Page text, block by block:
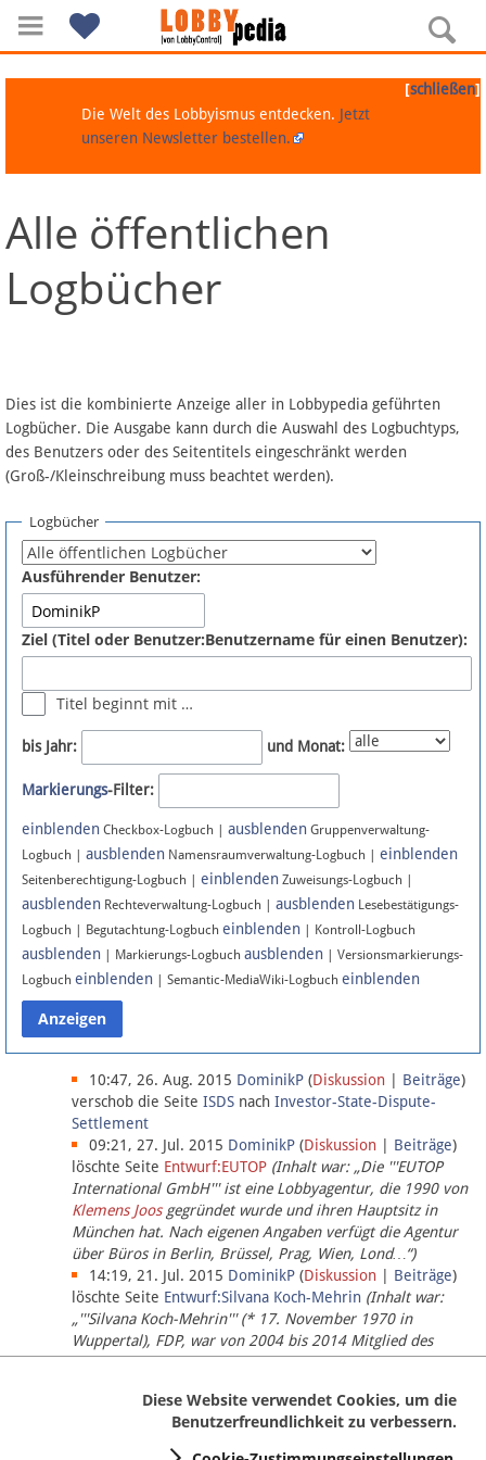
Navigation
Über Lobbypedia
Artikel nach Kategorien
FAQ
Fördermitglied werden
Fehler melden
Newsletter
Bluesky
Facebook
Instagram
Anmelden
Datenschutz
Über Lobbypedia
Impressum
[schließen]
Die Welt des Lobbyismus entdecken. Jetzt
unseren Newsletter bestellen.
Alle öffentlichen
Logbücher
Dies ist die kombinierte Anzeige aller in Lobbypedia geführten
Logbücher. Die Ausgabe kann durch die Auswahl des Logbuchtyps,
des Benutzers oder des Seitentitels eingeschränkt werden
(Groß-/Kleinschreibung muss beachtet werden).
Logbücher
Ausführender Benutzer:
Ziel (Titel oder Benutzer:Benutzername für einen Benutzer):
Titel beginnt mit …
bis Jahr: und Monat:
Markierungs-Filter:
einblenden Checkbox-Logbuch | ausblenden Gruppenverwaltung-
Logbuch | ausblenden Namensraumverwaltung-Logbuch | einblenden
Seitenberechtigung-Logbuch | einblenden Zuweisungs-Logbuch |
ausblenden Rechteverwaltung-Logbuch | ausblenden Lesebestätigungs-
Logbuch | Begutachtung-Logbuch einblenden | Kontroll-Logbuch
ausblenden | Markierungs-Logbuch ausblenden | Versionsmarkierungs-
Logbuch einblenden | Semantic-MediaWiki-Logbuch einblenden
10:47, 26. Aug. 2015 DominikP (Diskussion Beiträge)
verschob die Seite ISDS nach Investor-State-Dispute-
Settlement
09:21, 27. Jul. 2015 DominikP (Diskussion Beiträge)
löschte Seite Entwurf:EUTOP (Inhalt war: „Die '''EUTOP
International GmbH''' ist eine Lobbyagentur, die 1990 von
Klemens Joosgegründet wurde und ihren Hauptsitz in
München hat. Nach eigenen Angaben verfügt die Agentur
über Büros in Berlin, Brüssel, Prag, Wien, Lond…“)
14:19, 21. Jul. 2015 DominikP (Diskussion Beiträge)
löschte Seite Entwurf:Silvana Koch-Mehrin (Inhalt war:
„'''Silvana Koch-Mehrin''' (* 17. November 1970 in
Wuppertal), FDP, war von 2004 bis 2014 Mitglied des
Europäischen Parlaments, seit November 2014 ist sie für
Diese Website verwendet Cookies, um die
Benutzerfreundlichkeit zu verbessern.